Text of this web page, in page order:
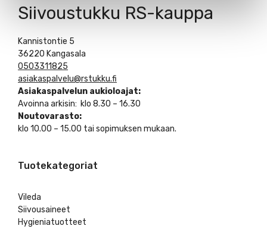
Siivoustukku RS-kauppa
Kannistontie 5
36220 Kangasala
0503311825
asiakaspalvelu@rstukku.fi
Asiakaspalvelun aukioloajat:
Avoinna arkisin: klo 8.30 – 16.30
Noutovarasto:
klo 10.00 – 15.00 tai sopimuksen mukaan.
Tuotekategoriat
Vileda
Siivousaineet
Hygieniatuotteet